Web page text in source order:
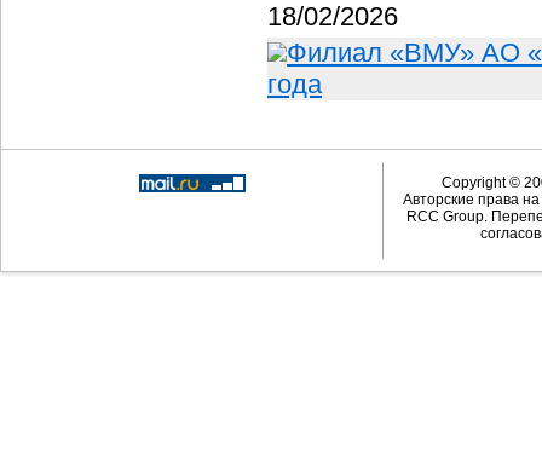
18/02/2026
Филиал «ВМУ» АО
года
Copyright ©
Авторские права
RCC Group.